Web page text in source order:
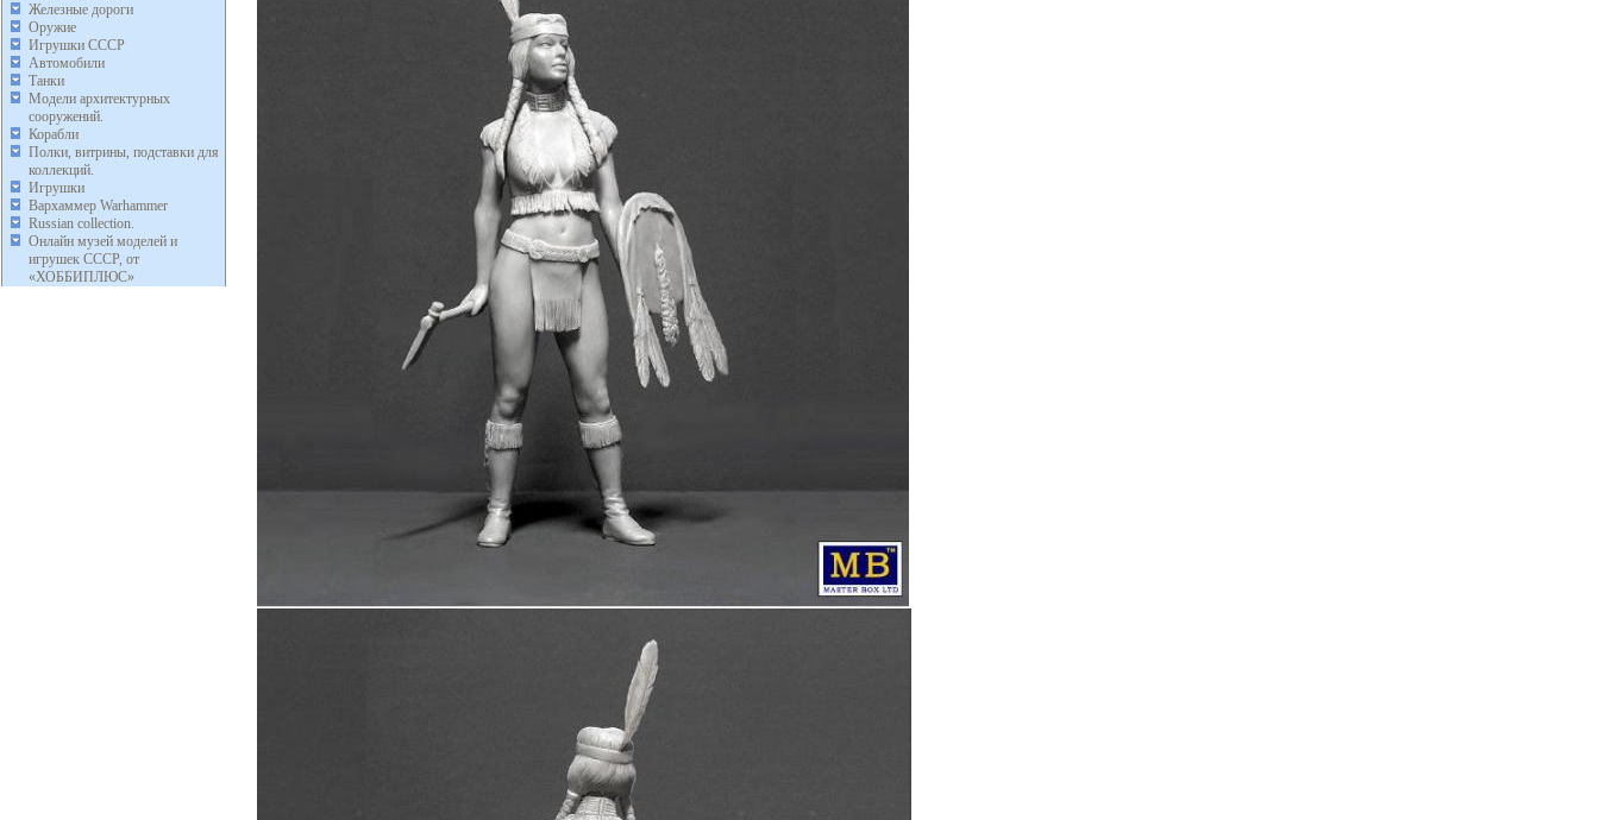
Железные дороги
Оружие
Игрушки СССР
Автомобили
Танки
Модели архитектурных
сооружений.
Корабли
Полки, витрины, подставки для
коллекций.
Игрушки
Вархаммер Warhammer
Russian collection.
Онлайн музей моделей и
игрушек СССР, от
«ХОББИПЛЮС»